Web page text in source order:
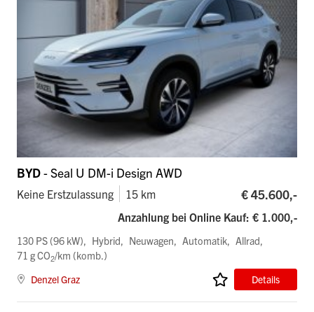
BYD- Seal U DM-i Design AWD
Keine Erstzulassung 15 km € 45.600,-
Anzahlung bei Online Kauf: € 1.000,-
130 PS (96 kW) Hybrid Neuwagen Automatik
Allrad
71 g CO2/km (komb.)
Denzel Graz
Details